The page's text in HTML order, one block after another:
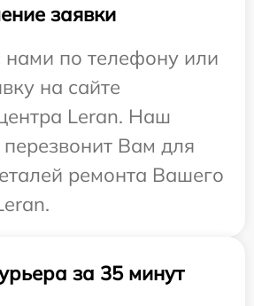
заявки
нами по телефону или
на сайте
Leran. Наш
перезвонит Вам для
ремонта Вашего
за 35 минут